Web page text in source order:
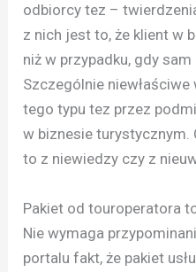
odbiorcy tez –
z nich jest to, że klient w
niż w przypadku, gdy
Szczególnie
tego typu tez przez
w biznesie turystycznym.
to z niewiedzy czy z
Pakiet od touroperatora
Nie wymaga
portalu fakt, że pakiet